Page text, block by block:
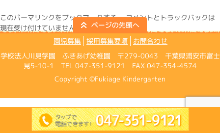
このパーマリンクをブックマークする。 コメントとトラックバックは
現在受け付けていません。
園児募集
採用募集要項
お問合わせ
学校法人川見学園 ふきあげ幼稚園 〒279-0043 千葉県浦安市富士
見5-10-1 TEL 047-351-9121 FAX 047-354-4574
Copyright ©Fukiage Kindergarten